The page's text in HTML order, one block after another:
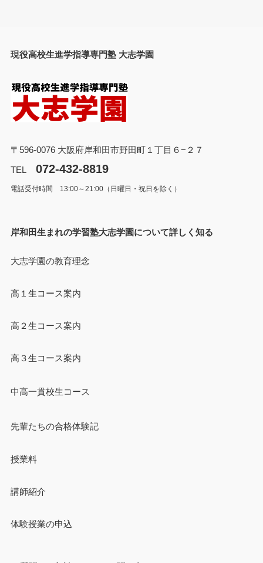
現役高校生進学指導専門塾 大志学園
〒596-0076 大阪府岸和田市野田町１丁目６−２７
TEL 072-432-8819
電話受付時間 13:00～21:00（日曜日・祝日を除く）
岸和田生まれの学習塾大志学園について詳しく知る
大志学園の教育理念
高１生コース案内
高２生コース案内
高３生コース案内
中高一貫校生コース
先輩たちの合格体験記
授業料
講師紹介
体験授業の申込